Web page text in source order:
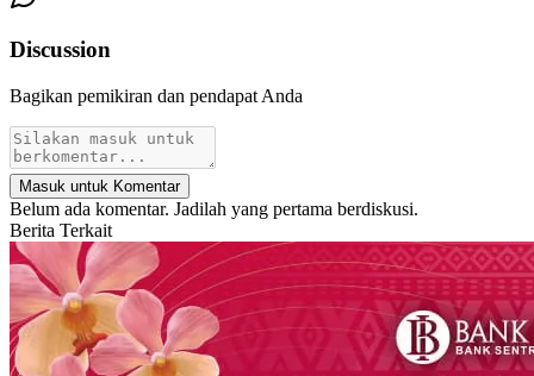
Discussion
Bagikan pemikiran dan pendapat Anda
Masuk untuk Komentar
Belum ada komentar. Jadilah yang pertama berdiskusi.
Berita Terkait